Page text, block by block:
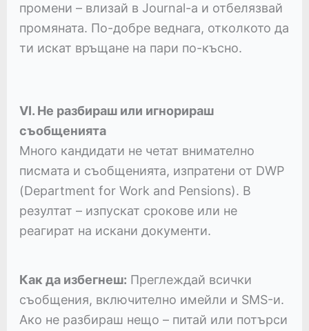
промени – влизай в Journal-а и отбелязвай
промяната. По-добре веднага, отколкото да
ти искат връщане на пари по-късно.
VI. Не разбираш или игнорираш
съобщенията
Много кандидати не четат внимателно
писмата и съобщенията, изпратени от DWP
(Department for Work and Pensions). В
резултат – изпускат срокове или не
реагират на искани документи.
Как да избегнеш: Преглеждай всички
съобщения, включително имейли и SMS-и.
Ако не разбираш нещо – питай или потърси